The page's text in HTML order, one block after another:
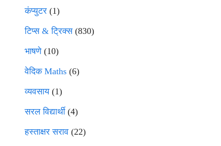
कंप्युटर (1)
टिप्स & ट्रिक्स(830)
भाषणे(10)
वेदिक Maths (6)
व्यवसाय(1)
सरल विद्यार्थी(4)
हस्ताक्षर सराव (22)